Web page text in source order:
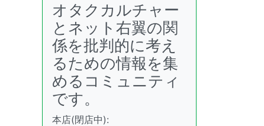
オタクカルチャー
とネット右翼の関
係を批判的に考え
るための情報を集
めるコミュニティ
です。
本店(閉店中):